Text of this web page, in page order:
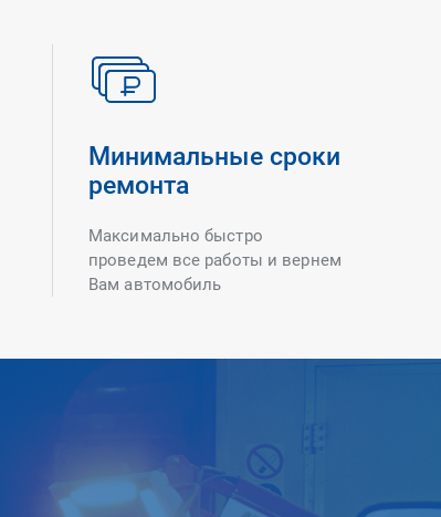
Минимальные сроки
ремонта
Максимально быстро
проведем все работы и вернем
Вам автомобиль